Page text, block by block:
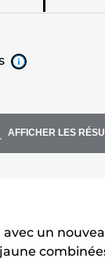
AFFICHER LES
un